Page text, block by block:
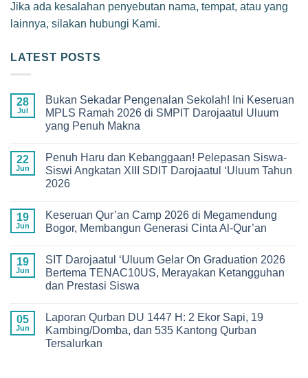
Jika ada kesalahan penyebutan nama, tempat, atau yang
lainnya, silakan hubungi Kami.
LATEST POSTS
28
Jul
Bukan Sekadar Pengenalan Sekolah! Ini Keseruan
MPLS Ramah 2026 di SMPIT Darojaatul Uluum
yang Penuh Makna
on
Bukan
Sekadar
Pengenalan
Keseruan
MPLS
Ramah
SMPIT
Darojaatul
Uluum
yang
Penuh
22
Jun
Penuh Haru dan Kebanggaan! Pelepasan Siswa-
Siswi Angkatan XIII SDIT Darojaatul ‘Uluum Tahun
2026
on
Penuh
Haru
Pelepasan
Siswa-
Siswi
Angkatan
Darojaatul
‘Uluum
Tahun
2026
19
Jun
Keseruan Qur’an Camp 2026 di Megamendung
Bogor, Membangun Generasi Cinta Al-Qur’an
on
Keseruan
Qur’an
Camp
Megamendung
Bogor,
Membangun
Generasi
Cinta
19
Jun
SIT Darojaatul ‘Uluum Gelar On Graduation 2026
Bertema TENAC10US, Merayakan Ketangguhan
dan Prestasi Siswa
SIT
Darojaatul
‘Uluum
05
Jun
Laporan Qurban DU 1447 H: 2 Ekor Sapi, 19
Kambing/Domba, dan 535 Kantong Qurban
Tersalurkan